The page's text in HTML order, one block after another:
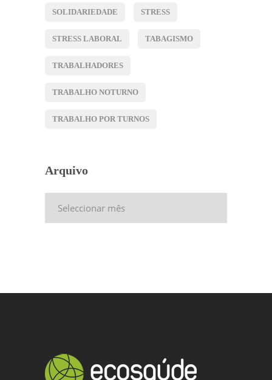
SOLIDARIEDADE STRESS
STRESS LABORAL TABAGISMO
TRABALHADORES
TRABALHO NOTURNO
TRABALHO POR TURNOS
Arquivo